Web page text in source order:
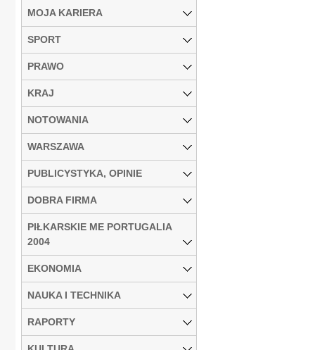
MOJA KARIERA
SPORT
PRAWO
KRAJ
NOTOWANIA
WARSZAWA
PUBLICYSTYKA, OPINIE
DOBRA FIRMA
PIŁKARSKIE ME PORTUGALIA
2004
EKONOMIA
NAUKA I TECHNIKA
RAPORTY